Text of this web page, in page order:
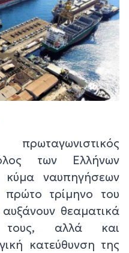
των Ελλήνων
κύμα ναυπηγήσεων
τρίμηνο του
θεαματικά
τους, αλλά και
κατεύθυνση της